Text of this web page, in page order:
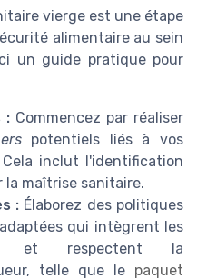
vierge est une étape
alimentaire au sein
un guide pratique pour
: Commencez par réaliser
potentiels liés à vos
inclut l'identification
maîtrise sanitaire.
: Élaborez des politiques
qui intègrent les
et respectent la
telle que le paquet